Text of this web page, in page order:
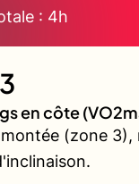
: 4h
en côte
(zone